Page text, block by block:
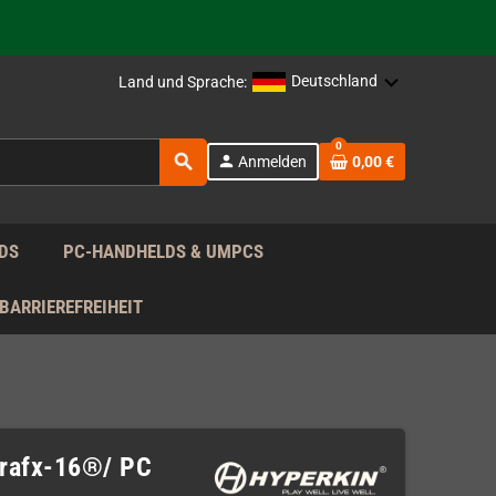
Land und Sprache: Deutschland
search person Anmelden
0
0,00 €
PC-HANDHELDS & UMPCS
BARRIEREFREIHEIT
16®/ PC